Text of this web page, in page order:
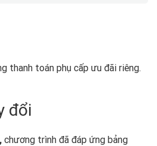
thanh toán phụ cấp ưu đãi riêng.
đổi
chương trình đã đáp ứng bảng